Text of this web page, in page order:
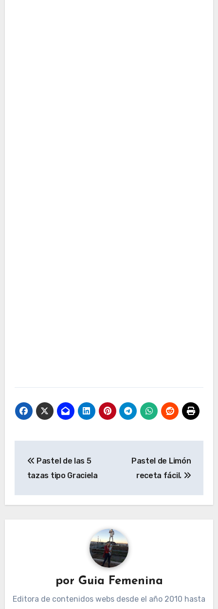
de
Pastel de las 5
tazas tipo Graciela
Pastel de Limón
receta fácil.
por Guia Femenina
Editora de contenidos webs desde el año 2010 hasta